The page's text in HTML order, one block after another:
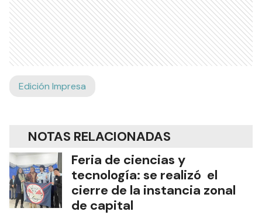
Edición Impresa
NOTAS RELACIONADAS
Feria de ciencias y
tecnología: se realizó el
cierre de la instancia zonal
de capital